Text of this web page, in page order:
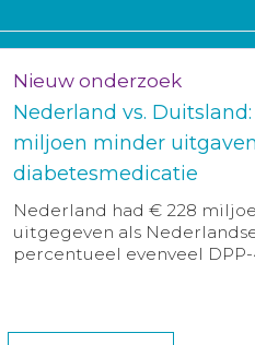
Nieuw onderzoek
Nederland vs. Duitsland:
miljoen minder
diabetesmedicatie
Nederland had € 228
uitgegeven als
percentueel evenveel